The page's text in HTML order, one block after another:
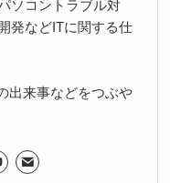
ソコントラブル対
発などITに関する仕
出来事などをつぶや